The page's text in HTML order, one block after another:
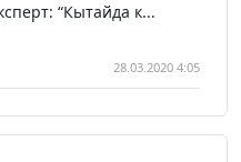
“Кытайда к...
28.03.2020 4:05